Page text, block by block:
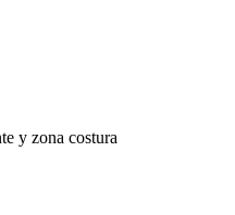
y zona costura